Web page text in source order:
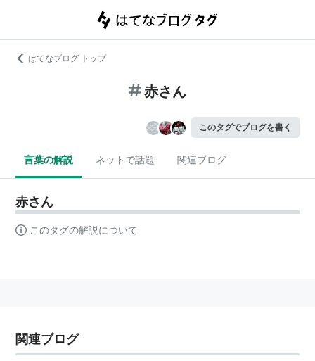
はてなブログ トップ
赤さん
このタグでブログを書く
言葉の解説 ネットで話題 関連ブログ
赤さん
このタグの解説について
関連ブログ